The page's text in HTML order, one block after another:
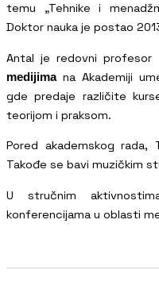
temu „Tehnike i
Doktor nauka je postao
Antal je redovni profesor
medijimana Akademiji
gde predaje različite
teorijom i praksom.
Pored akademskog
Takođe se bavi muzičkim
U stručnim
konferencijama u oblasti